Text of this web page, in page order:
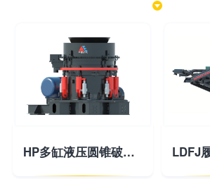
HP多缸液压圆锥破碎机